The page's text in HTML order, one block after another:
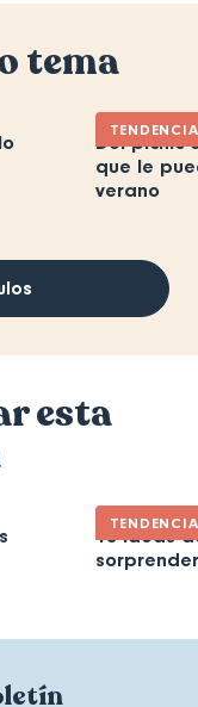
tema
Del picnic
que le
verano
esta
10 ideas